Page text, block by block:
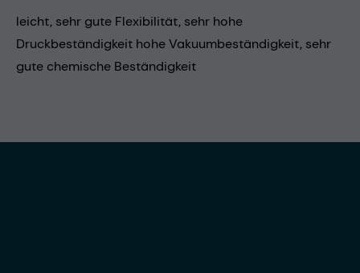
leicht, sehr gute Flexibilität, sehr hohe
Druckbeständigkeit hohe Vakuumbeständigkeit, sehr
gute chemische Beständigkeit